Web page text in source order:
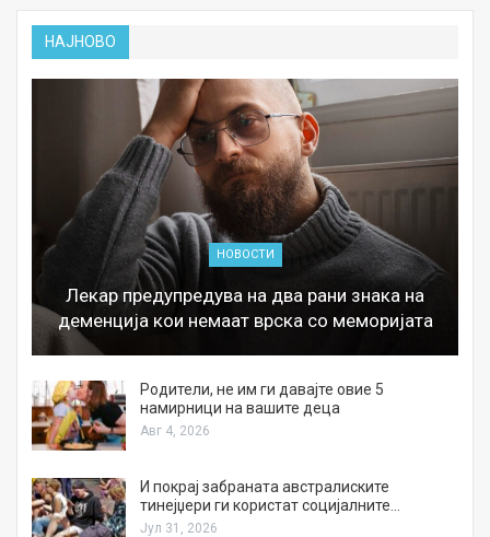
НАЈНОВО
НОВОСТИ
Лекар предупредува на два рани знака на
деменција кои немаат врска со меморијата
Родители, не им ги давајте овие 5
намирници на вашите деца
Авг 4, 2026
И покрај забраната австралиските
тинејџери ги користат социјалните…
Јул 31, 2026